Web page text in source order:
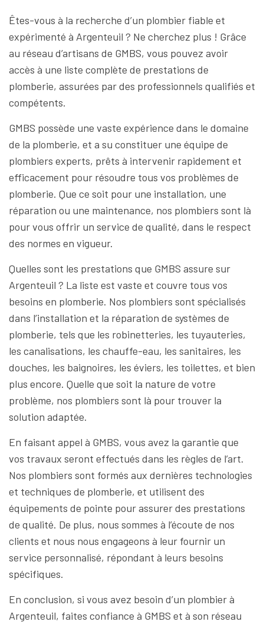
Êtes-vous à la recherche d’un plombier fiable et
expérimenté à Argenteuil ? Ne cherchez plus ! Grâce
au réseau d’artisans de GMBS, vous pouvez avoir
accès à une liste complète de prestations de
plomberie, assurées par des professionnels qualifiés et
compétents.
GMBS possède une vaste expérience dans le domaine
de la plomberie, et a su constituer une équipe de
plombiers experts, prêts à intervenir rapidement et
efficacement pour résoudre tous vos problèmes de
plomberie. Que ce soit pour une installation, une
réparation ou une maintenance, nos plombiers sont là
pour vous offrir un service de qualité, dans le respect
des normes en vigueur.
Quelles sont les prestations que GMBS assure sur
Argenteuil ? La liste est vaste et couvre tous vos
besoins en plomberie. Nos plombiers sont spécialisés
dans l’installation et la réparation de systèmes de
plomberie, tels que les robinetteries, les tuyauteries,
les canalisations, les chauffe-eau, les sanitaires, les
douches, les baignoires, les éviers, les toilettes, et bien
plus encore. Quelle que soit la nature de votre
problème, nos plombiers sont là pour trouver la
solution adaptée.
En faisant appel à GMBS, vous avez la garantie que
vos travaux seront effectués dans les règles de l’art.
Nos plombiers sont formés aux dernières technologies
et techniques de plomberie, et utilisent des
équipements de pointe pour assurer des prestations
de qualité. De plus, nous sommes à l’écoute de nos
clients et nous nous engageons à leur fournir un
service personnalisé, répondant à leurs besoins
spécifiques.
En conclusion, si vous avez besoin d’un plombier à
Argenteuil, faites confiance à GMBS et à son réseau